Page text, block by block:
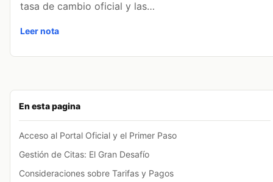
En esta pagina
Acceso al Portal Oficial y el Primer Paso
Gestión de Citas: El Gran Desafío
Consideraciones sobre Tarifas y Pagos
tasa de cambio oficial y las…
Leer nota